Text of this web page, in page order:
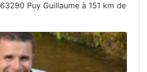
63290 Puy Guillaume à 151 km de